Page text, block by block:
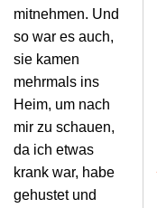
mitnehmen. Und
so war es auch,
sie kamen
mehrmals ins
Heim, um nach
mir zu schauen,
da ich etwas
krank war, habe
gehustet und